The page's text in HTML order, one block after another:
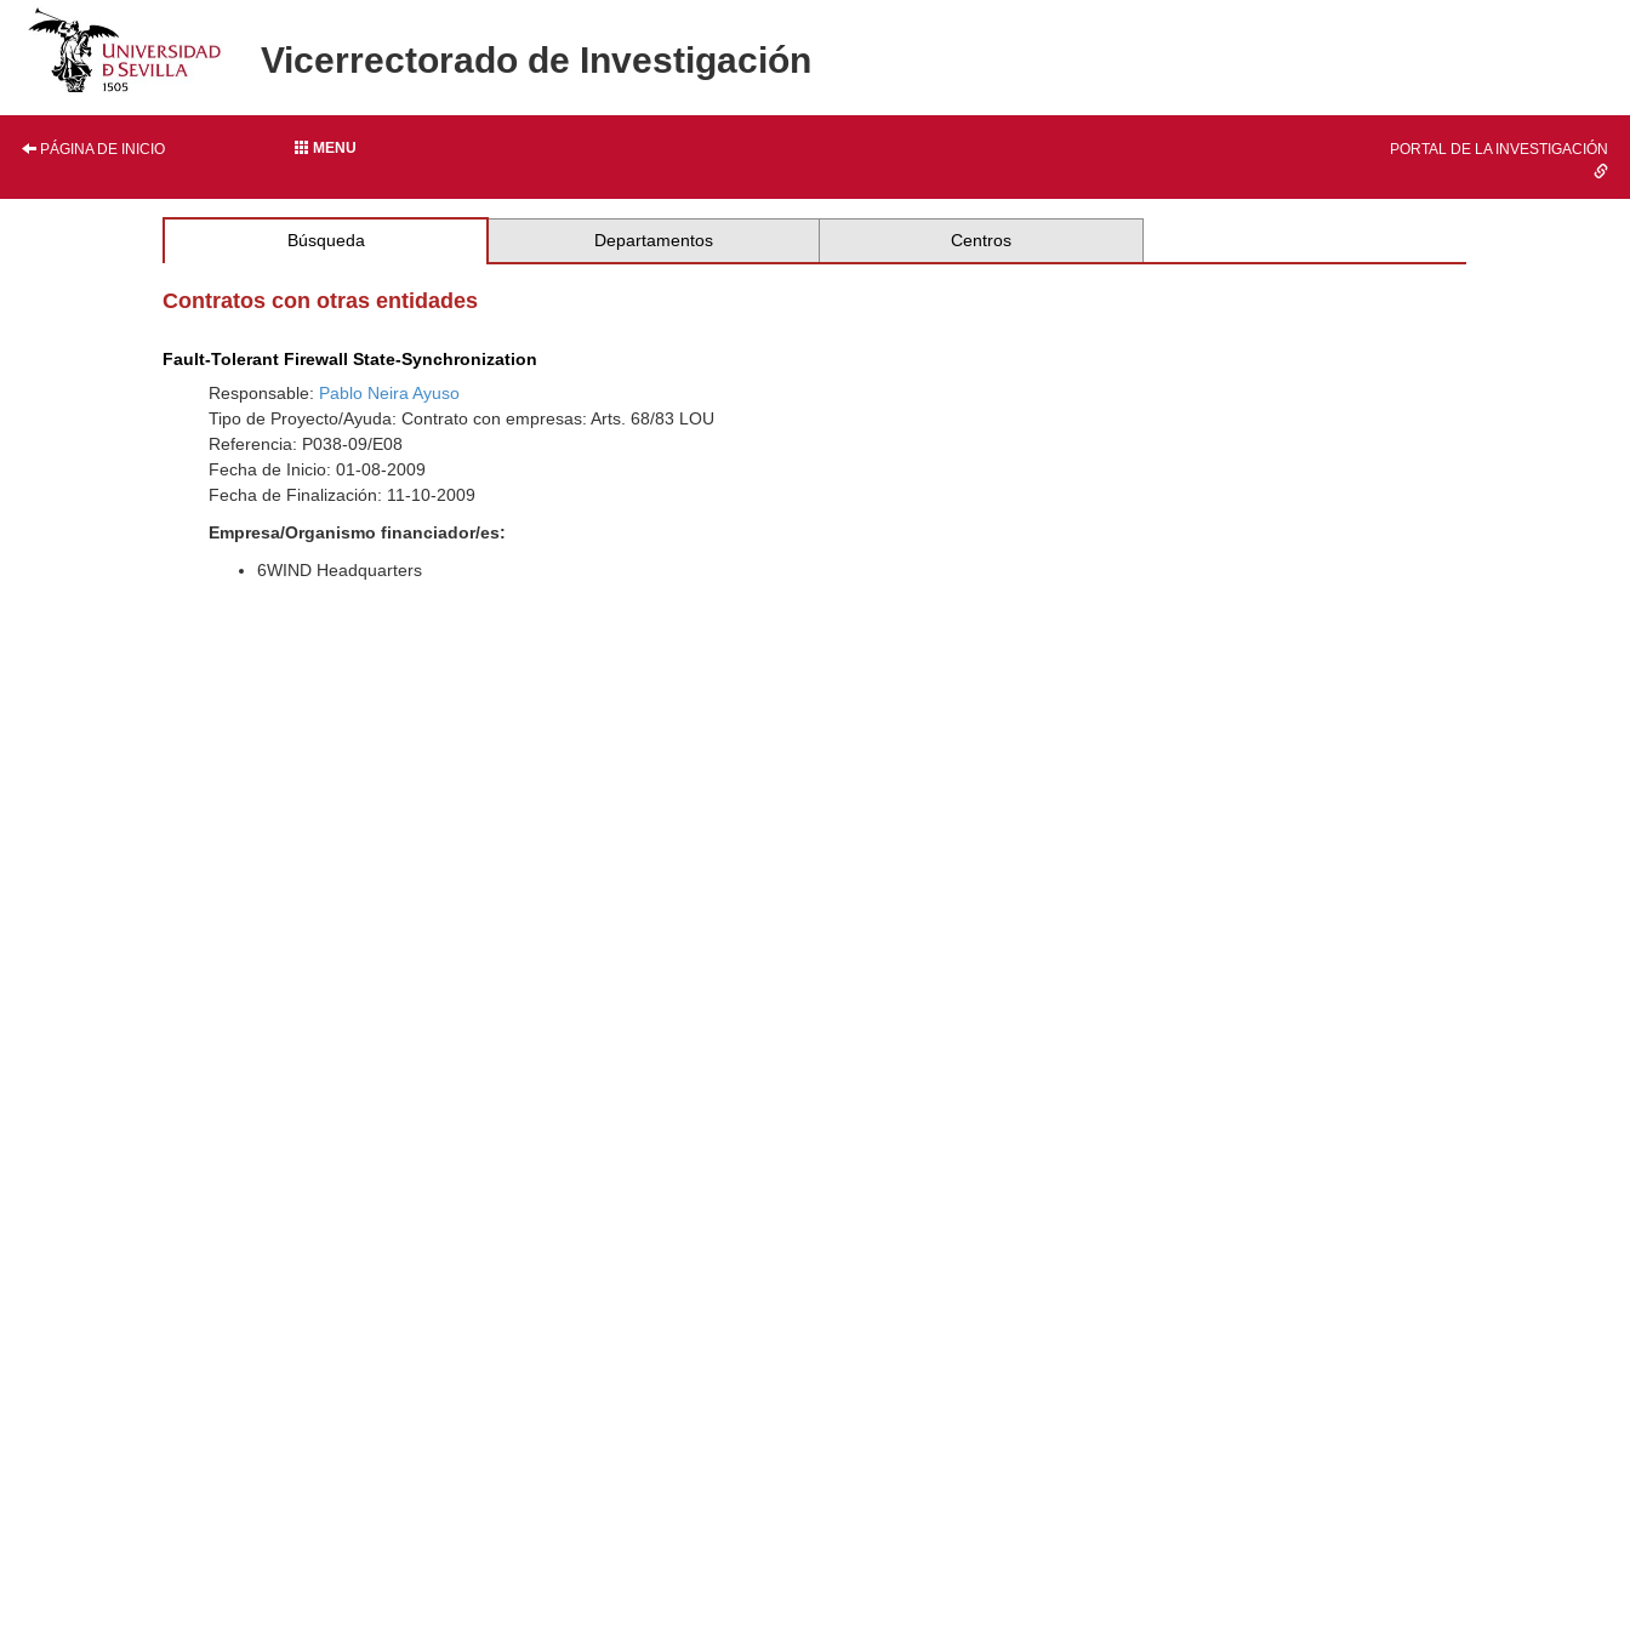
Vicerrectorado de Investigación
PÁGINA DE INICIO MENU PORTAL DE LA INVESTIGACIÓN
Búsqueda Departamentos Centros
Contratos con otras entidades
Fault-Tolerant Firewall State-Synchronization
Responsable: Pablo Neira Ayuso
Tipo de Proyecto/Ayuda: Contrato con empresas: Arts. 68/83 LOU
Referencia: P038-09/E08
Fecha de Inicio: 01-08-2009
Fecha de Finalización: 11-10-2009
Empresa/Organismo financiador/es:
6WIND Headquarters